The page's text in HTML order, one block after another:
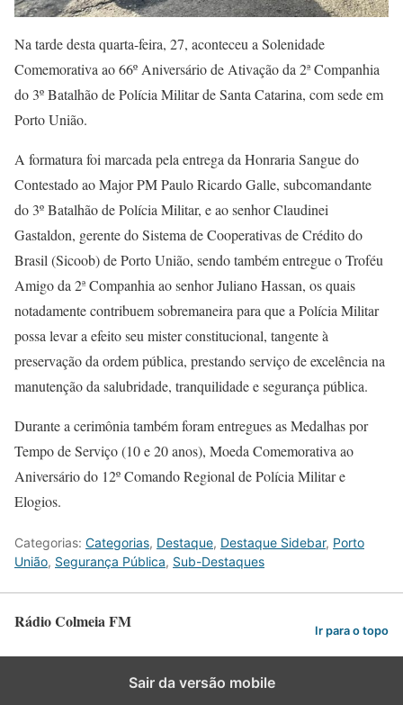
Na tarde desta quarta-feira, 27, aconteceu a Solenidade
Comemorativa ao 66º Aniversário de Ativação da 2ª Companhia
do 3º Batalhão de Polícia Militar de Santa Catarina, com sede em
Porto União.
A formatura foi marcada pela entrega da Honraria Sangue do
Contestado ao Major PM Paulo Ricardo Galle, subcomandante
do 3º Batalhão de Polícia Militar, e ao senhor Claudinei
Gastaldon, gerente do Sistema de Cooperativas de Crédito do
Brasil (Sicoob) de Porto União, sendo também entregue o Troféu
Amigo da 2ª Companhia ao senhor Juliano Hassan, os quais
notadamente contribuem sobremaneira para que a Polícia Militar
possa levar a efeito seu mister constitucional, tangente à
preservação da ordem pública, prestando serviço de excelência na
manutenção da salubridade, tranquilidade e segurança pública.
Durante a cerimônia também foram entregues as Medalhas por
Tempo de Serviço (10 e 20 anos), Moeda Comemorativa ao
Aniversário do 12º Comando Regional de Polícia Militar e
Elogios.
Categorias: Categorias, Destaque, Destaque Sidebar, Porto
União, Segurança Pública, Sub-Destaques
Rádio Colmeia FM Ir para o topo
Sair da versão mobile